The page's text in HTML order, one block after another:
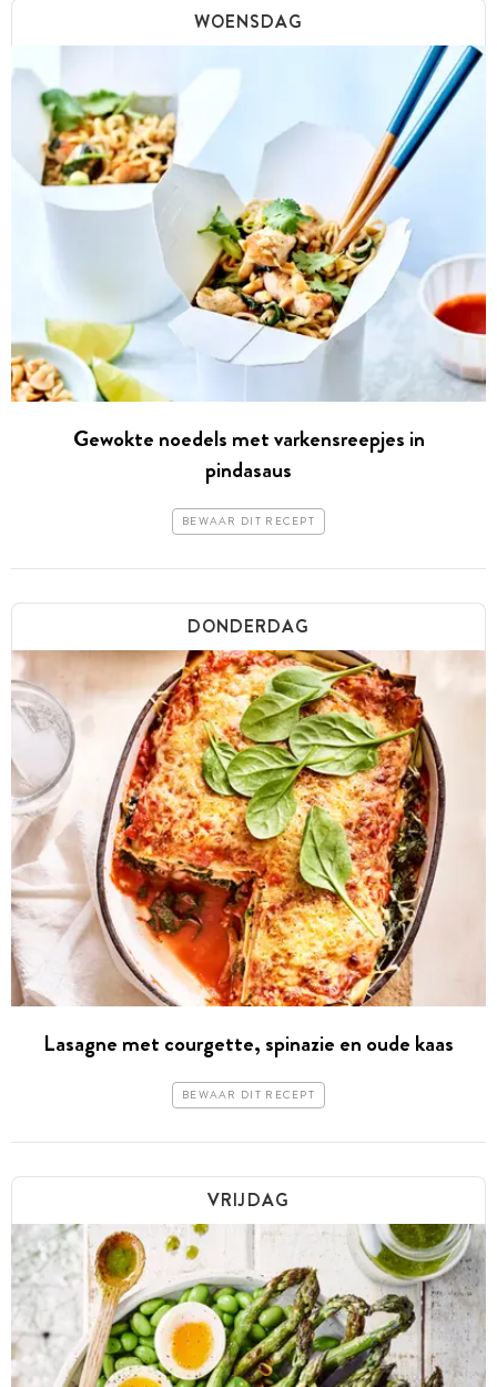
WOENSDAG
Gewokte noedels met varkensreepjes in
pindasaus
BEWAAR DIT RECEPT
DONDERDAG
Lasagne met courgette, spinazie en oude kaas
BEWAAR DIT RECEPT
VRIJDAG